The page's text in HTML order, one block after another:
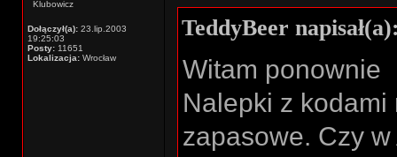
Klubowicz
Dołączył(a): 23.lip.2003
19:25:03
Posty: 11651
Lokalizacja: Wrocław
TeddyBeer
Witam ponownie
Nalepki z kodami
zapasowe. Czy